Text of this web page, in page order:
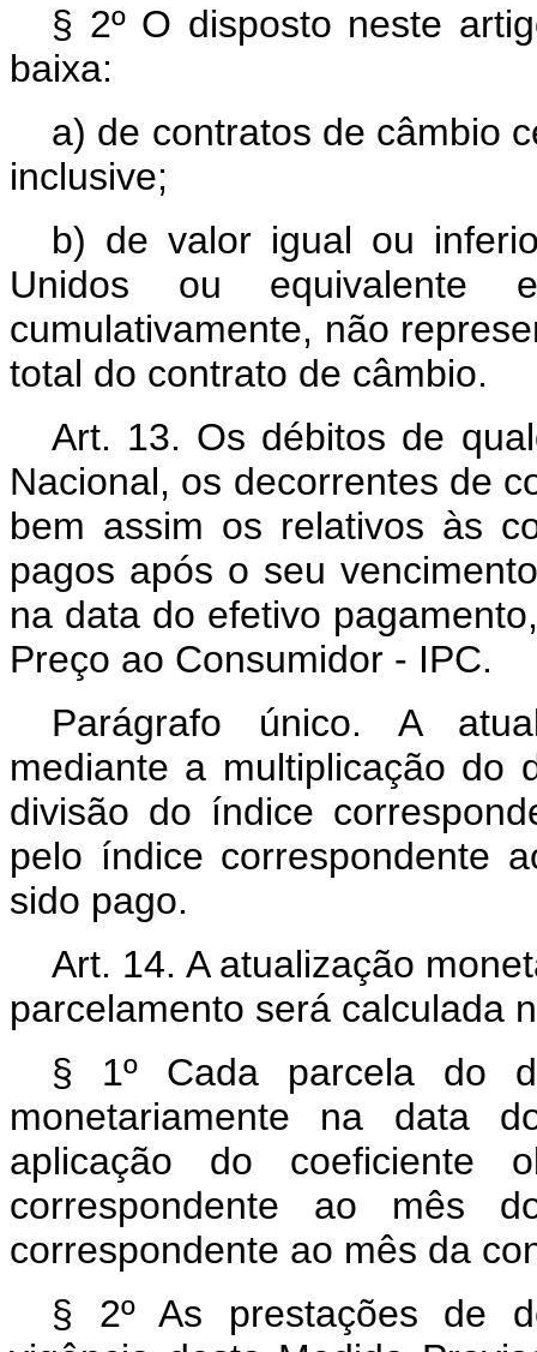
§ 2º O disposto neste
baixa:
a) de contratos de câmbio
inclusive;
b) de valor igual ou
Unidos ou equivalente
cumulativamente, não
total do contrato de câmbio.
Art. 13. Os débitos de
Nacional, os decorrentes de
bem assim os relativos às
pagos após o seu
na data do efetivo
Preço ao Consumidor - IPC.
Parágrafo único. A
mediante a multiplicação do
divisão do índice
pelo índice correspondente
sido pago.
Art. 14. A atualização
parcelamento será calculada
§ 1º Cada parcela do
monetariamente na data
aplicação do coeficiente
correspondente ao mês
correspondente ao mês da
§ 2º As prestações de